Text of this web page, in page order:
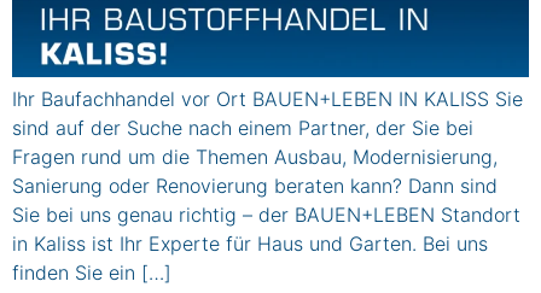
Ihr Baufachhandel vor Ort BAUEN+LEBEN IN KALISS Sie
sind auf der Suche nach einem Partner, der Sie bei
Fragen rund um die Themen Ausbau, Modernisierung,
Sanierung oder Renovierung beraten kann? Dann sind
Sie bei uns genau richtig – der BAUEN+LEBEN Standort
in Kaliss ist Ihr Experte für Haus und Garten. Bei uns
finden Sie ein […]